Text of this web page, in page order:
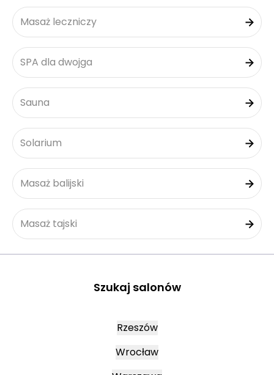
Masaż leczniczy
SPA dla dwojga
Sauna
Solarium
Masaż balijski
Masaż tajski
Szukaj salonów
Rzeszów
Wrocław